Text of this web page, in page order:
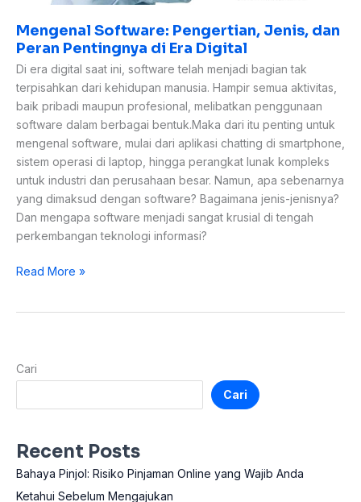
Mengenal Software: Pengertian, Jenis, dan
Peran Pentingnya di Era Digital
Di era digital saat ini, software telah menjadi bagian tak
terpisahkan dari kehidupan manusia. Hampir semua aktivitas,
baik pribadi maupun profesional, melibatkan penggunaan
software dalam berbagai bentuk.Maka dari itu penting untuk
mengenal software, mulai dari aplikasi chatting di smartphone,
sistem operasi di laptop, hingga perangkat lunak kompleks
untuk industri dan perusahaan besar. Namun, apa sebenarnya
yang dimaksud dengan software? Bagaimana jenis-jenisnya?
Dan mengapa software menjadi sangat krusial di tengah
perkembangan teknologi informasi?
Read More »
Cari
Cari
Recent Posts
Bahaya Pinjol: Risiko Pinjaman Online yang Wajib Anda
Ketahui Sebelum Mengajukan